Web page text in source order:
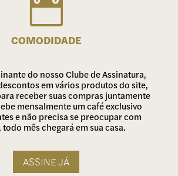

COMODIDADE
do nosso Clube de Assinatura,
em vários produtos do site,
receber suas compras juntamente
mensalmente um café exclusivo
e não precisa se preocupar com
mês chegará em sua casa.
ASSINE JÁ